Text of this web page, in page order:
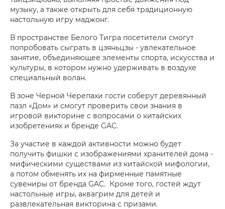
музыку, а также открыть для себя традиционную
настольную игру маджонг.
В пространстве Белого Тигра посетители смогут
попробовать сыграть в цзяньцзы - увлекательное
занятие, объединяющее элементы спорта, искусства и
культуры, в котором нужно удерживать в воздухе
специальный волан.
В зоне Черной Черепахи гости соберут деревянный
пазл «Дом» и смогут проверить свои знания в
игровой викторине с вопросами о китайских
изобретениях и бренде GAC.
За участие в каждой активности можно будет
получить фишки с изображениями хранителей дома -
мифическими существами из китайской мифологии,
а потом обменять их на фирменные памятные
сувениры от бренда GAC. Кроме того, гостей ждут
настольные игры, аквагрим для детей и
развлекательная викторина с призами.